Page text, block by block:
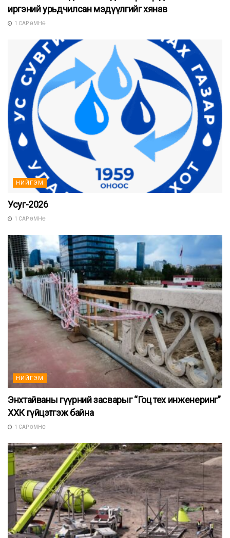
иргэний урьдчилсан мэдүүлгийг хянав
1 САР ӨМНӨ
НИЙГЭМ
Усуг-2026
1 САР ӨМНӨ
НИЙГЭМ
Энхтайваны гүүрний засварыг “Гоц тех инженеринг”
ХХК гүйцэтгэж байна
1 САР ӨМНӨ